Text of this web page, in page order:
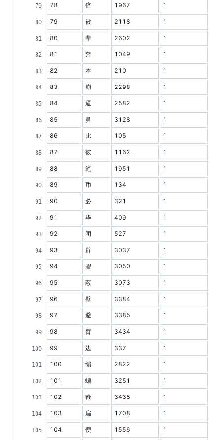
78 倍 1967 1
79 被 2118 1
80 辈 2602 1
81 奔 1049 1
82 本 210 1
83 崩 2298 1
84 逼 2582 1
85 鼻 3128 1
86 比 105 1
87 彼 1162 1
88 笔 1951 1
89 币 134 1
90 必 321 1
91 毕 409 1
92 闭 527 1
93 辟 3037 1
94 碧 3050 1
95 蔽 3073 1
96 壁 3384 1
97 避 3385 1
98 臂 3434 1
99 边 337 1
100 编 2822 1
101 蝙 3251 1
102 鞭 3438 1
103 扁 1708 1
104 便 1556 1